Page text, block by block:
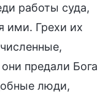
работы суда,
ими. Грехи их
предали Бога
люди,